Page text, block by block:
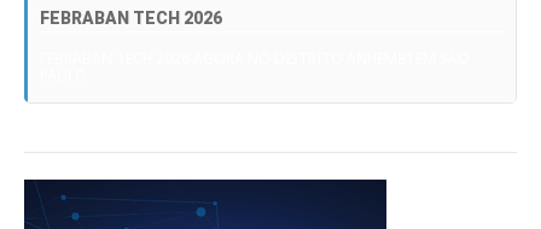
FEBRABAN TECH 2026